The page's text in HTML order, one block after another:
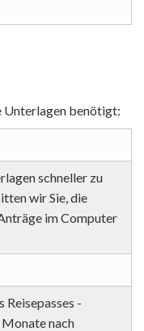
Unterlagen benötigt:
schneller zu
wir Sie, die
im Computer
-
nach